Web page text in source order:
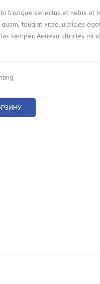
tristique senectus et netus et
feugiat vitae, ultricies
semper. Aenean ultricies mi